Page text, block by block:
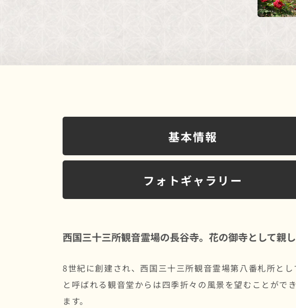
基本情報
フォトギャラリー
西国三十三所観音霊場の長谷寺。花の御寺として親
8世紀に創建され、西国三十三所観音霊場第八番札所と
と呼ばれる観音堂からは四季折々の風景を望むことがで
ます。